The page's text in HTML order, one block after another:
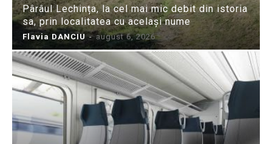
Pârâul Lechința, la cel mai mic debit din istoria
sa, prin localitatea cu același nume
Flavia DANCIU - august 6, 2026